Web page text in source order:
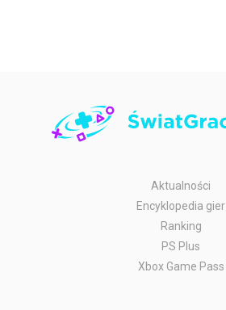
Aktualności
Encyklopedia gier
Ranking
PS Plus
Xbox Game Pass